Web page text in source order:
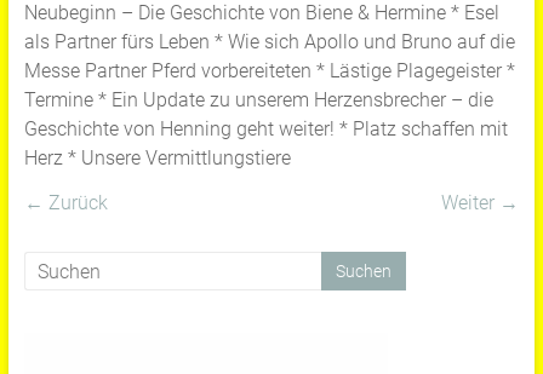
Neubeginn – Die Geschichte von Biene & Hermine * Esel
als Partner fürs Leben * Wie sich Apollo und Bruno auf die
Messe Partner Pferd vorbereiteten * Lästige Plagegeister *
Termine * Ein Update zu unserem Herzensbrecher – die
Geschichte von Henning geht weiter! * Platz schaffen mit
Herz * Unsere Vermittlungstiere
← Zurück
Weiter →